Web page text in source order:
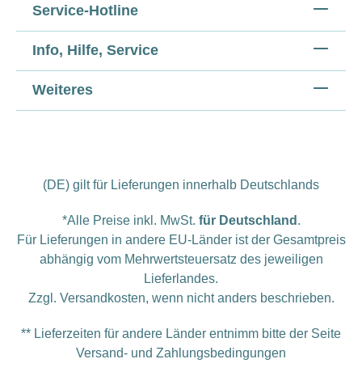
Service-Hotline
Info, Hilfe, Service
Weiteres
(DE) gilt für Lieferungen innerhalb Deutschlands
*Alle Preise inkl. MwSt. für Deutschland .
Für Lieferungen in andere EU-Länder ist der Gesamtpreis
abhängig vom Mehrwertsteuersatz des jeweiligen
Lieferlandes.
Zzgl. Versandkosten, wenn nicht anders beschrieben.
** Lieferzeiten für andere Länder entnimm bitte der Seite
Versand- und Zahlungsbedingungen